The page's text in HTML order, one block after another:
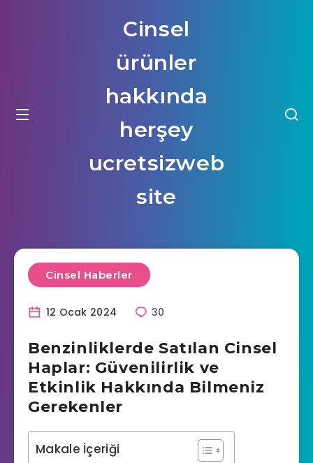
Cinsel
ürünler
hakkında
herşey
ucretsizweb
site
Cinsel Haberler
12 Ocak 2024 30
Benzinliklerde Satılan Cinsel
Haplar: Güvenilirlik ve
Etkinlik Hakkında Bilmeniz
Gerekenler
Makale İçeriği